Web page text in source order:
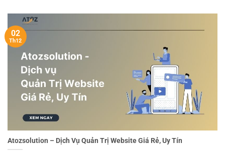
Atozsolution – Dịch Vụ Quản Trị Website Giá Rẻ, Uy Tín
02
Th12